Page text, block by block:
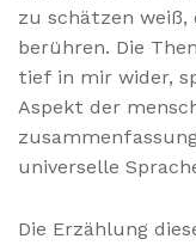
zu schätzen weiß,
berühren. Die
tief in mir wider,
Aspekt der
universelle
Die Erzählung